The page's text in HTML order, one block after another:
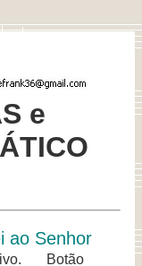
e
ao Senhor
Botão